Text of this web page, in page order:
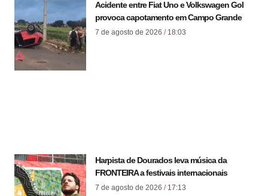
Acidente entre Fiat Uno e Volkswagen Gol
provoca capotamento em Campo Grande
7 de agosto de 2026 18:03
Harpista de Dourados leva música da
FRONTEIRA a festivais internacionais
7 de agosto de 2026 17:13